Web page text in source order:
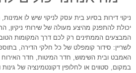
ניקוי דירות בסיוע בית עסק לניקוי שיש לו
יכולת להתפנק מהיצע מעולה של שירותי ניקיון,
המבצעים הממתינים רק לכם דרך המקומות
לשריין: סידור קומפלט של כל חלקי הדירה,
האמבט ובית השימוש, חדר המיטות, חדר האירוח
במקום, סטווים או לחלופין דקונטמינציה של